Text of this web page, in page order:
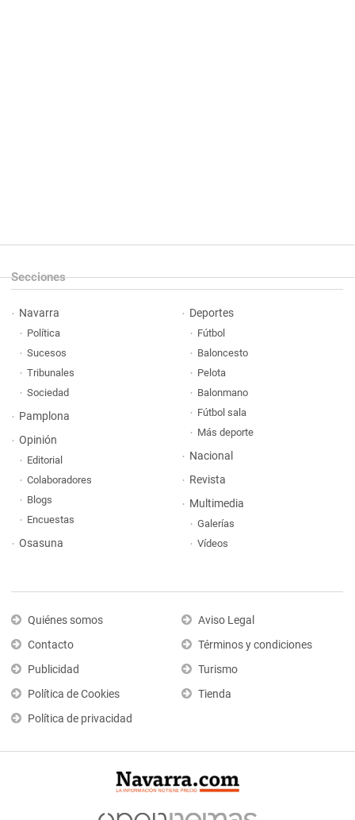
Secciones
Navarra
Política
Sucesos
Tribunales
Sociedad
Pamplona
Opinión
Editorial
Colaboradores
Blogs
Encuestas
Osasuna
Deportes
Fútbol
Baloncesto
Pelota
Balonmano
Fútbol sala
Más deporte
Nacional
Revista
Multimedia
Galerías
Vídeos
Quiénes somos
Contacto
Publicidad
Política de Cookies
Política de privacidad
Aviso Legal
Términos y condiciones
Turismo
Tienda